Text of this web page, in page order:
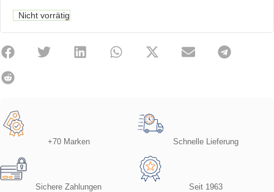
Nicht vorrätig
+70 Marken Schnelle Lieferung
Sichere Zahlungen Seit 1963